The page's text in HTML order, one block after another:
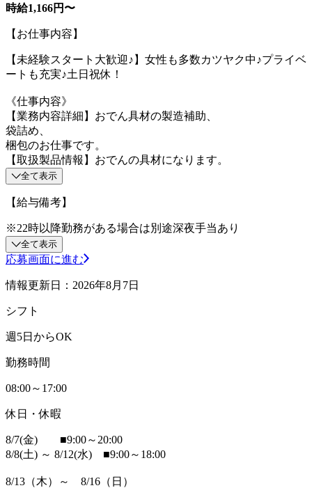
時給1,166円〜
【お仕事内容】
【未経験スタート大歓迎♪】女性も多数カツヤク中♪プライベ
ートも充実♪土日祝休！
《仕事内容》
【業務内容詳細】おでん具材の製造補助、
袋詰め、
梱包のお仕事です。
【取扱製品情報】おでんの具材になります。
全て表示
【給与備考】
※22時以降勤務がある場合は別途深夜手当あり
全て表示
応募画面に進む
情報更新日：2026年8月7日
シフト
週5日からOK
勤務時間
08:00～17:00
休日・休暇
8/7(金) ■9:00～20:00
8/8(土) ～ 8/12(水) ■9:00～18:00
8/13（木）～ 8/16（日）